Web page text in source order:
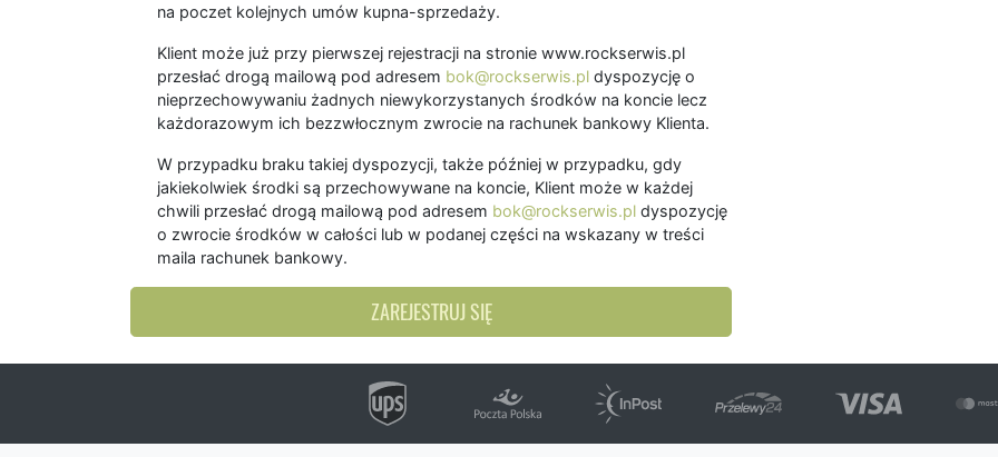
na poczet kolejnych umów kupna-sprzedaży.
Klient może już przy pierwszej rejestracji na stronie www.rockserwis.pl
przesłać drogą mailową pod adresem bok@rockserwis.pl dyspozycję o
nieprzechowywaniu żadnych niewykorzystanych środków na koncie lecz
każdorazowym ich bezzwłocznym zwrocie na rachunek bankowy Klienta.
W przypadku braku takiej dyspozycji, także później w przypadku, gdy
jakiekolwiek środki są przechowywane na koncie, Klient może w każdej
chwili przesłać drogą mailową pod adresem bok@rockserwis.pl dyspozycję
o zwrocie środków w całości lub w podanej części na wskazany w treści
maila rachunek bankowy.
ZAREJESTRUJ SIĘ